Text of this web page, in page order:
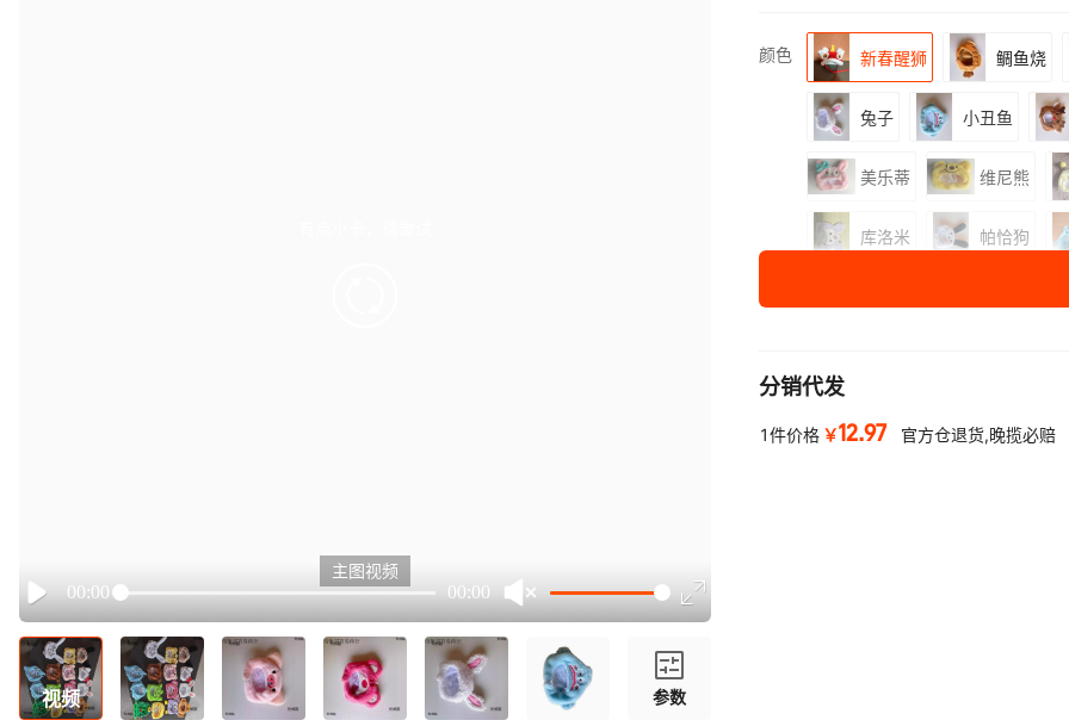
Play
00:00 00:00
主图视频
视频 参数
颜色 新春醒狮 鲷鱼烧
兔子 小丑鱼
美乐蒂 维尼熊
库洛米 帕恰狗
分销代发
1件价格 ￥12.97 官方仓退货,晚揽必赔